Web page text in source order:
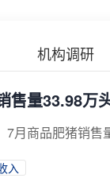
机构调研
售量33.98万
7月商品肥猪销
入